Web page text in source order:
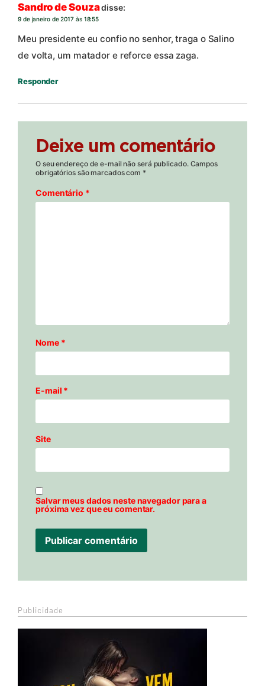
Sandro de Souzadisse:
9 de janeiro de 2017 às 18:55
Meu presidente eu confio no senhor, traga o Salino
de volta, um matador e reforce essa zaga.
Responder
Deixe um comentário
O seu endereço de e-mail não será publicado. Campos
obrigatórios são marcados com *
Comentário *
Nome *
E-mail *
Site
Salvar meus dados neste navegador para a
próxima vez que eu comentar.
Publicidade